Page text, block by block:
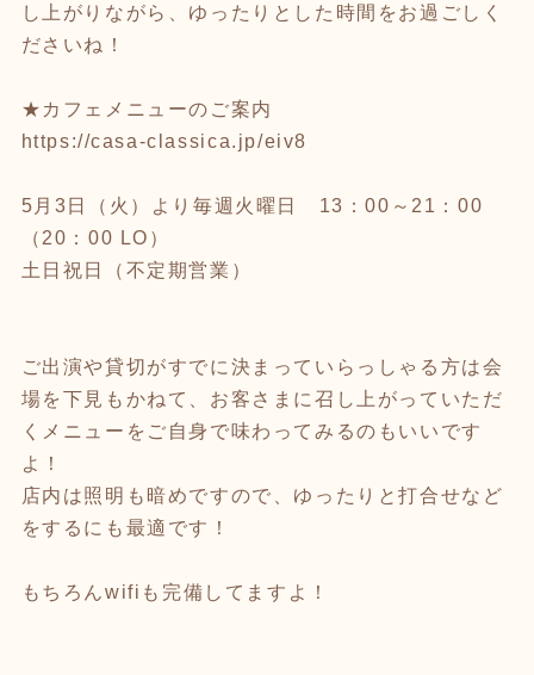
し上がりながら、ゆったりとした時間をお過ごしく
ださいね！
★カフェメニューのご案内
https://casa-classica.jp/eiv8
5月3日（火）より毎週火曜日 13：00～21：00
（20：00 LO）
土日祝日（不定期営業）
ご出演や貸切がすでに決まっていらっしゃる方は会
場を下見もかねて、お客さまに召し上がっていただ
くメニューをご自身で味わってみるのもいいです
よ！
店内は照明も暗めですので、ゆったりと打合せなど
をするにも最適です！
もちろんwifiも完備してますよ！